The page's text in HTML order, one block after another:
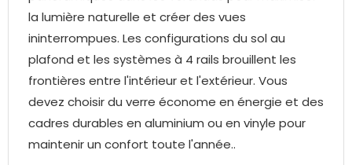
la lumière naturelle et créer des vues
ininterrompues. Les configurations du sol au
plafond et les systèmes à 4 rails brouillent les
frontières entre l'intérieur et l'extérieur. Vous
devez choisir du verre économe en énergie et des
cadres durables en aluminium ou en vinyle pour
maintenir un confort toute l'année..